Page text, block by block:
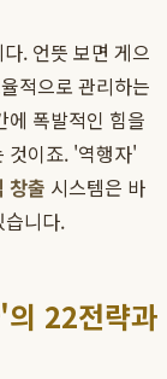
. 언뜻 보면 게으
적으로 관리하는
에 폭발적인 힘을
것이죠. '역행자'
창출 시스템은 바
니다.
22전략과